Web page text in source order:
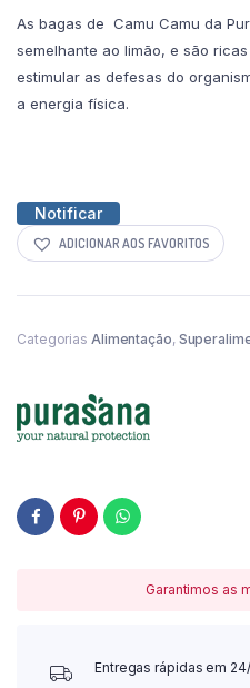
As bagas de Camu Camu da
semelhante ao limão, e são
estimular as defesas do
a energia física.
Notificar
ADICIONAR AOS FAVORITOS
Categorias Alimentação,
Garantimos as
Entregas rápidas em